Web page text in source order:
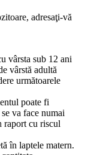
adresaţi-vă
vârsta sub 12 ani
vârstă adultă
următoarele
poate fi
va face numai
raport cu riscul
în laptele matern.